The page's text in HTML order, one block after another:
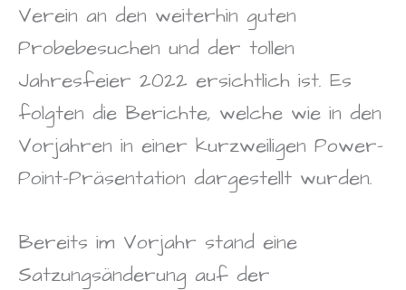
Verein an den weiterhin guten
Probebesuchen und der tollen
Jahresfeier 2022 ersichtlich ist. Es
folgten die Berichte, welche wie in den
Vorjahren in einer kurzweiligen Power-
Point-Präsentation dargestellt wurden.
Bereits im Vorjahr stand eine
Satzungsänderung auf der